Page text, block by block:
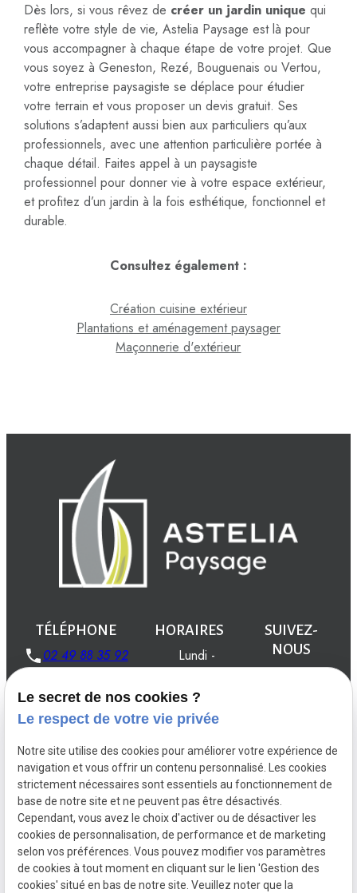
Dès lors, si vous rêvez de créer un jardin unique qui
reflète votre style de vie, Astelia Paysage est là pour
vous accompagner à chaque étape de votre projet. Que
vous soyez à Geneston, Rezé, Bouguenais ou Vertou,
votre entreprise paysagiste se déplace pour étudier
votre terrain et vous proposer un devis gratuit. Ses
solutions s’adaptent aussi bien aux particuliers qu’aux
professionnels, avec une attention particulière portée à
chaque détail. Faites appel à un paysagiste
professionnel pour donner vie à votre espace extérieur,
et profitez d’un jardin à la fois esthétique, fonctionnel et
durable.
Consultez également :
Création cuisine extérieur
Plantations et aménagement paysager
Maçonnerie d'extérieur
TÉLÉPHONE
02 49 88 35 92
HORAIRES
Lundi -
08:00 -
19:00
SUIVEZ-
NOUS
Créations Aménagements
Entretien du
jardin
Installations
Maçonnerie d'extérieur
Le secret de nos cookies ?
Le respect de votre vie privée
Notre site utilise des cookies pour améliorer votre expérience de
navigation et vous offrir un contenu personnalisé. Les cookies
strictement nécessaires sont essentiels au fonctionnement de
base de notre site et ne peuvent pas être désactivés.
Cependant, vous avez le choix d'activer ou de désactiver les
cookies de personnalisation, de performance et de marketing
selon vos préférences. Vous pouvez modifier vos paramètres
de cookies à tout moment en cliquant sur le lien 'Gestion des
cookies' situé en bas de notre site. Veuillez noter que la